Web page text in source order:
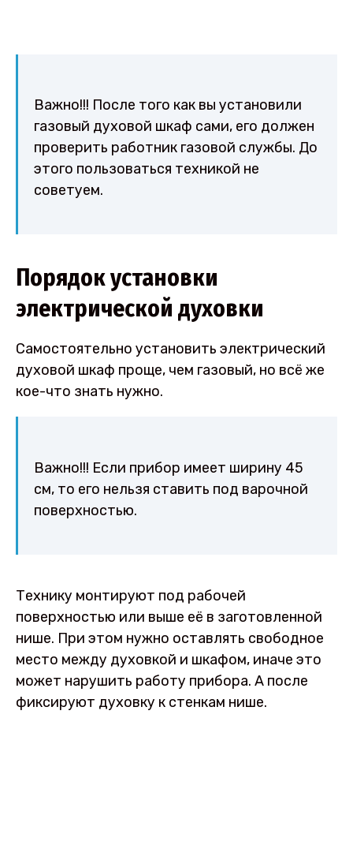
Важно!!! После того как вы установили
газовый духовой шкаф сами, его должен
проверить работник газовой службы. До
этого пользоваться техникой не
советуем.
Порядок установки
электрической духовки
Самостоятельно установить электрический
духовой шкаф проще, чем газовый, но всё же
кое-что знать нужно.
Важно!!! Если прибор имеет ширину 45
см, то его нельзя ставить под варочной
поверхностью.
Технику монтируют под рабочей
поверхностью или выше её в заготовленной
нише. При этом нужно оставлять свободное
место между духовкой и шкафом, иначе это
может нарушить работу прибора. А после
фиксируют духовку к стенкам нише.